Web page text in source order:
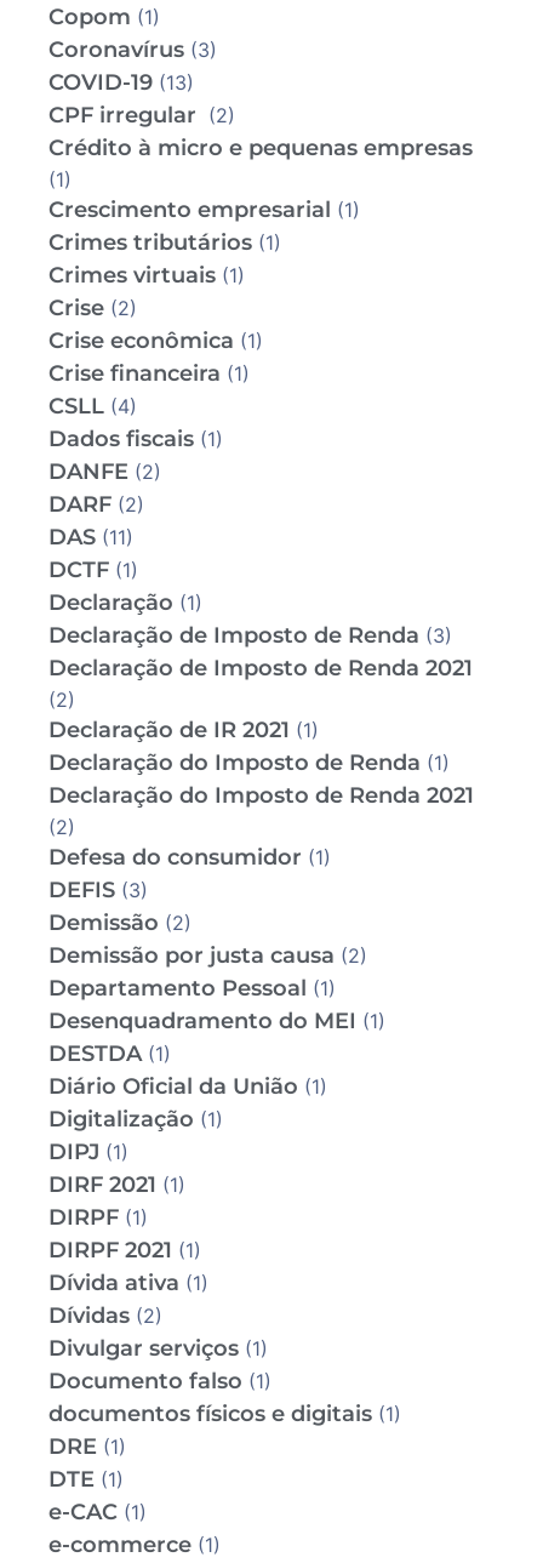
Copom (1)
Coronavírus (3)
COVID-19 (13)
CPF irregular (2)
Crédito à micro e pequenas empresas
(1)
Crescimento empresarial (1)
Crimes tributários (1)
Crimes virtuais (1)
Crise (2)
Crise econômica (1)
Crise financeira (1)
CSLL (4)
Dados fiscais (1)
DANFE (2)
DARF (2)
DAS (11)
DCTF (1)
Declaração (1)
Declaração de Imposto de Renda (3)
Declaração de Imposto de Renda 2021
(2)
Declaração de IR 2021 (1)
Declaração do Imposto de Renda (1)
Declaração do Imposto de Renda 2021
(2)
Defesa do consumidor (1)
DEFIS (3)
Demissão (2)
Demissão por justa causa (2)
Departamento Pessoal (1)
Desenquadramento do MEI (1)
DESTDA(1)
Diário Oficial da União (1)
Digitalização (1)
DIPJ (1)
DIRF 2021 (1)
DIRPF (1)
DIRPF 2021 (1)
Dívida ativa (1)
Dívidas (2)
Divulgar serviços (1)
Documento falso (1)
documentos físicos e digitais (1)
DRE (1)
DTE (1)
e-CAC (1)
e-commerce (1)